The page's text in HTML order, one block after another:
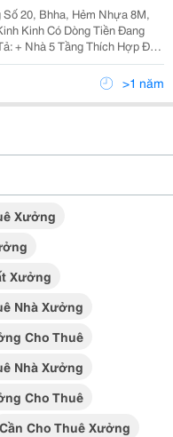
20, Bhha, Hẻm Nhựa 8M,
Kinh Có Dòng Tiền Đang
+ Nhà 5 Tầng Thích Hợp Để
Cho Thuê Sinh Lời, Đầu Tư
Đang Cho Thuê Xưởng May,...
>1 năm
Xưởng
Xưởng
Nhà Xưởng
Cho Thuê
Nhà Xưởng
Cho Thuê
Cần Cho Thuê Xưởng